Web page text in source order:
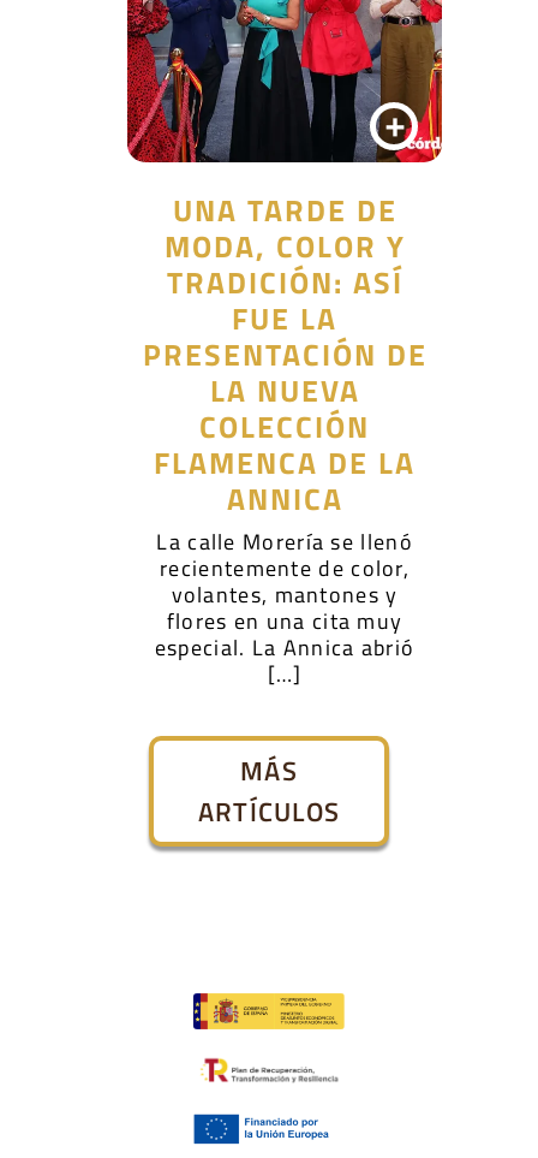
+
UNA TARDE DE
MODA, COLOR Y
TRADICIÓN: ASÍ
FUE LA
PRESENTACIÓN DE
LA NUEVA
COLECCIÓN
FLAMENCA DE LA
ANNICA
La calle Morería se llenó
recientemente de color,
volantes, mantones y
flores en una cita muy
especial. La Annica abrió
[…]
MÁS
ARTÍCULOS